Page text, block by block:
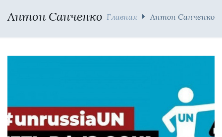
Антон Санченко Главная Антон Санченко